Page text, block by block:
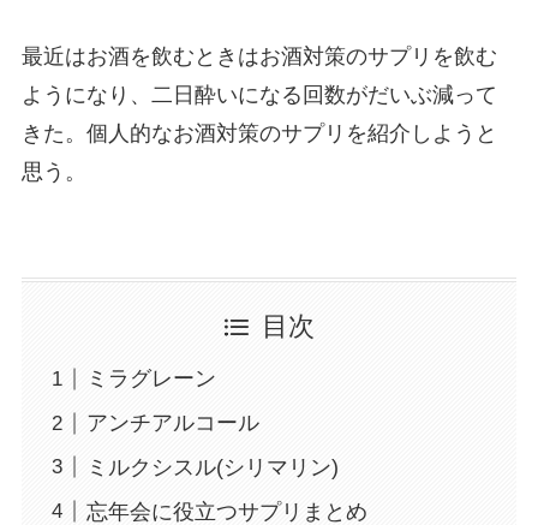
最近はお酒を飲むときはお酒対策のサプリを飲む
ようになり、二日酔いになる回数がだいぶ減って
きた。個人的なお酒対策のサプリを紹介しようと
思う。
目次
ミラグレーン
アンチアルコール
ミルクシスル(シリマリン)
忘年会に役立つサプリまとめ